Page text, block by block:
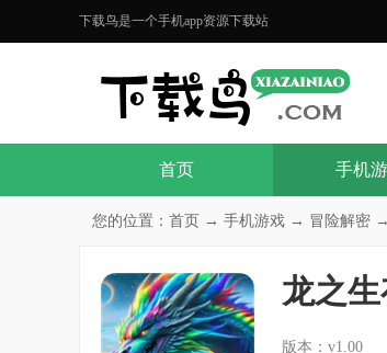
下载鸟是一个手机app资源下载站
首页 手机
您的位置： 首页 → 手机游戏 → 冒险解密
龙之
版本：v1.00